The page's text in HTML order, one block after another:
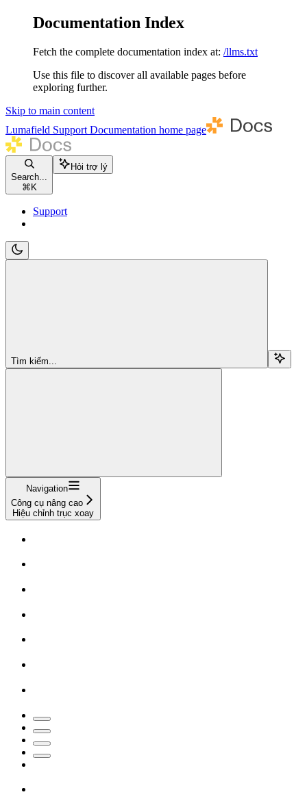
Documentation Index
Fetch the complete documentation index at: /llms.txt
Use this file to discover all available pages before
exploring further.
Skip to main content
Lumafield Support Documentation home page
Search...
⌘ K
Hỏi trợ lý
Support
Tìm kiếm...
Navigation
Công cụ nâng cao
Hiệu chỉnh trục xoay